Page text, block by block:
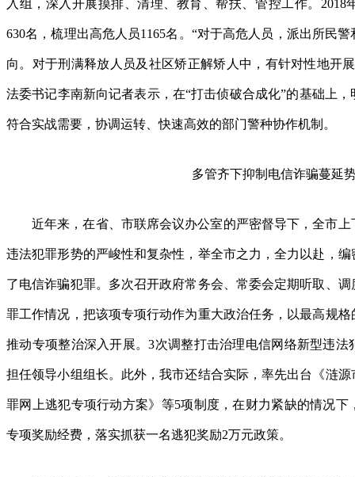
入组，深入开展摸排、清理、教育、帮扶、管控工作。2018
630名，梳理出高危人员1165名。“对于高危人员，派出所民
向。对于刑满释放人员及社区矫正解矫人中，有针对性地开
法委书记李南新向记者表示，在“打击侦破合成化”的基础上
符合实战需要，协调运转、快速高效的部门警种协作机制。
多管齐下抑制电信诈骗蔓延
近年来，在省、市联席会议办公室的严密督导下，全市
违法犯罪形势的严峻性和复杂性，举全市之力，全力以赴，
了电信诈骗犯罪。多次召开政府常务会、常委会定期听取、
罪工作情况，把该项专项行动作为重大政治任务，以最高规
推动专项整治深入开展。3次调整打击治理电信网络新型违
担任领导小组组长。此外，我市还结合实际，率先出台《涟
罪网上逃犯专项行动方案》等5项制度，在财力紧缺的情况
专项奖励经费，落实抓获一名逃犯奖励2万元政策。